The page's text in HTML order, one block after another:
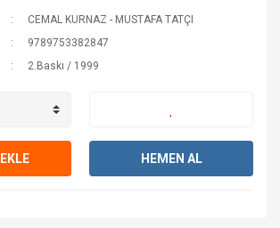
CEMAL KURNAZ - MUSTAFA TATÇI
9789753382847
2.Baskı / 1999
HEMEN AL